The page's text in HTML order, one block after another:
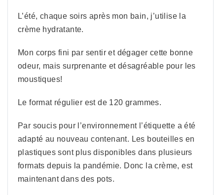
L’été, chaque soirs après mon bain, j’utilise la
crème hydratante.
Mon corps fini par sentir et dégager cette bonne
odeur, mais surprenante et désagréable pour les
moustiques!
Le format régulier est de 120 grammes.
Par soucis pour l’environnement l’étiquette a été
adapté au nouveau contenant. Les bouteilles en
plastiques sont plus disponibles dans plusieurs
formats depuis la pandémie. Donc la crème, est
maintenant dans des pots.